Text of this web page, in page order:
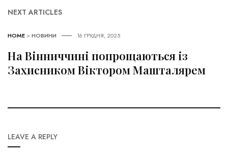
NEXT ARTICLES
HOME >НОВИНИ 16 ГРУДНЯ, 2025
На Вінниччині попрощаються із
Захисником Віктором Машталярем
LEAVE A REPLY